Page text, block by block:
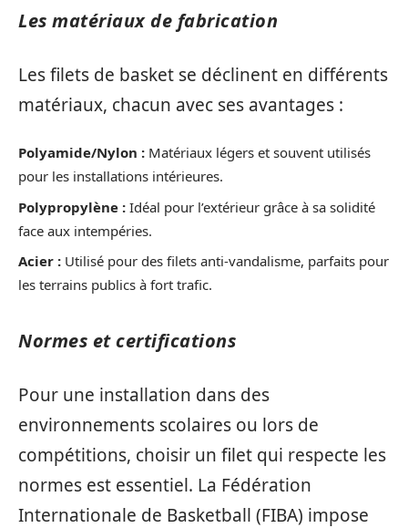
Les matériaux de fabrication
Les filets de basket se déclinent en différents
matériaux, chacun avec ses avantages :
Polyamide/Nylon : Matériaux légers et souvent utilisés
pour les installations intérieures.
Polypropylène : Idéal pour l’extérieur grâce à sa solidité
face aux intempéries.
Acier : Utilisé pour des filets anti-vandalisme, parfaits pour
les terrains publics à fort trafic.
Normes et certifications
Pour une installation dans des
environnements scolaires ou lors de
compétitions, choisir un filet qui respecte les
normes est essentiel. La Fédération
Internationale de Basketball (FIBA) impose